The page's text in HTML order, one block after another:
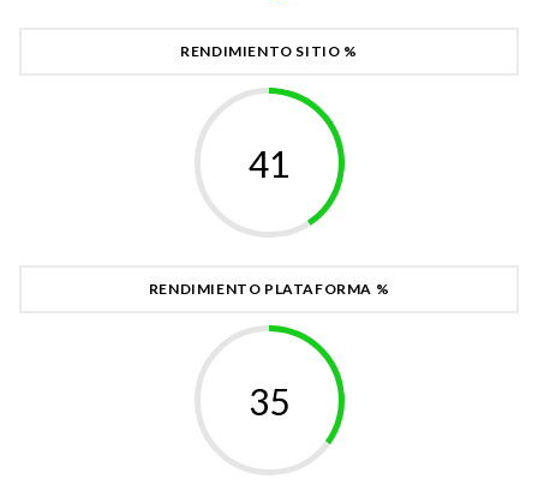
RENDIMIENTO SITIO %
43
RENDIMIENTO PLATAFORMA %
37